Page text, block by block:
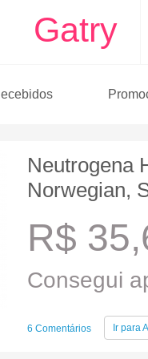
Gatry
Neutrogena
Norwegian,
R$
Consegui
6 Comentários Ir para